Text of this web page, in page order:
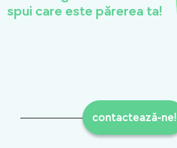
spui care este părerea ta!
contactează-ne!